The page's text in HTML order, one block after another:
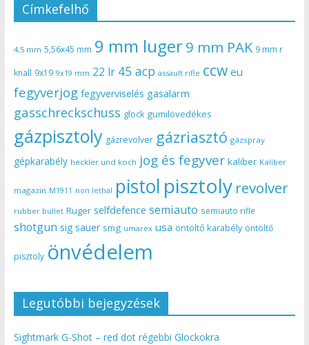
Címkefelhő
4,5 mm 5,56x45 mm 9 mm luger9 mm PAK 9 mm r
knall 9x19 9x19 mm 22 lr 45 acp assault rifle ccw eu
fegyverjog fegyverviselés gasalarm
gasschreckschuss glock gumilövedékes
gázpisztoly gázrevolver gázriasztó gázspray
gépkarabély heckler und koch jog és fegyver kaliber Kaliber
magazin M1911 non lethal pistol pisztoly revolver
rubber bullet Ruger selfdefence semiauto semiauto rifle
shotgun sig sauer smg umarex usa öntöltő karabély öntöltő
pisztoly önvédelem
Legutóbbi bejegyzések
Sightmark G-Shot – red dot régebbi Glockokra